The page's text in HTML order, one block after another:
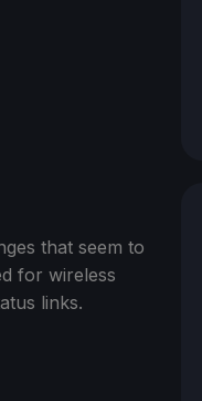
that seem to
for wireless
links.